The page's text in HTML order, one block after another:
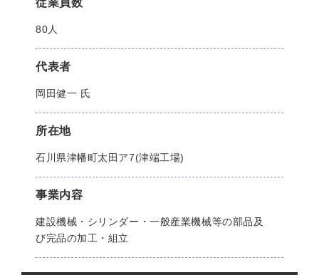
従業員数
80人
代表者
岡田健一 氏
所在地
石川県津幡町太田ア7(津端工場)
事業内容
建設機械・シリンダー・一般産業機械等の部品及
び完品の加工・組立